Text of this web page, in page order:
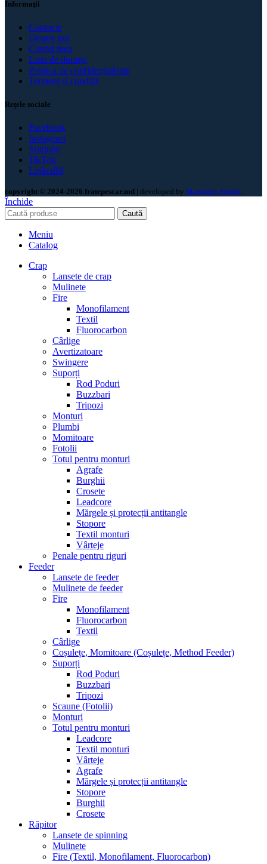
Informaţii
Contacte
Despre noi
Contul meu
Lista de dorințe
Politica de confidenţialitate
Termeni și condiții
Rețele sociale
Facebook
Instagram
Youtube
TikTok
LinkedId
copyright © 2024-2026 fratepescar.md | developed by Mandarin Studio.
Închide
Caută
Meniu
Catalog
Crap
Lansete de crap
Mulinete
Fire
Monofilament
Textil
Fluorocarbon
Cârlige
Avertizatoare
Swingere
Suporți
Rod Poduri
Buzzbari
Tripozi
Monturi
Plumbi
Momitoare
Fotolii
Totul pentru monturi
Agrafe
Burghii
Crosete
Leadcore
Mărgele și protecții antitangle
Stopore
Textil monturi
Vârteje
Penale pentru riguri
Feeder
Lansete de feeder
Mulinete de feeder
Fire
Monofilament
Fluorocarbon
Textil
Cârlige
Coșulețe, Momitoare (Coșulețe, Method Feeder)
Suporți
Rod Poduri
Buzzbari
Tripozi
Scaune (Fotolii)
Monturi
Totul pentru monturi
Leadcore
Textil monturi
Vârteje
Agrafe
Mărgele și protecții antitangle
Stopore
Burghii
Crosete
Răpitor
Lansete de spinning
Mulinete
Fire (Textil, Monofilament, Fluorocarbon)